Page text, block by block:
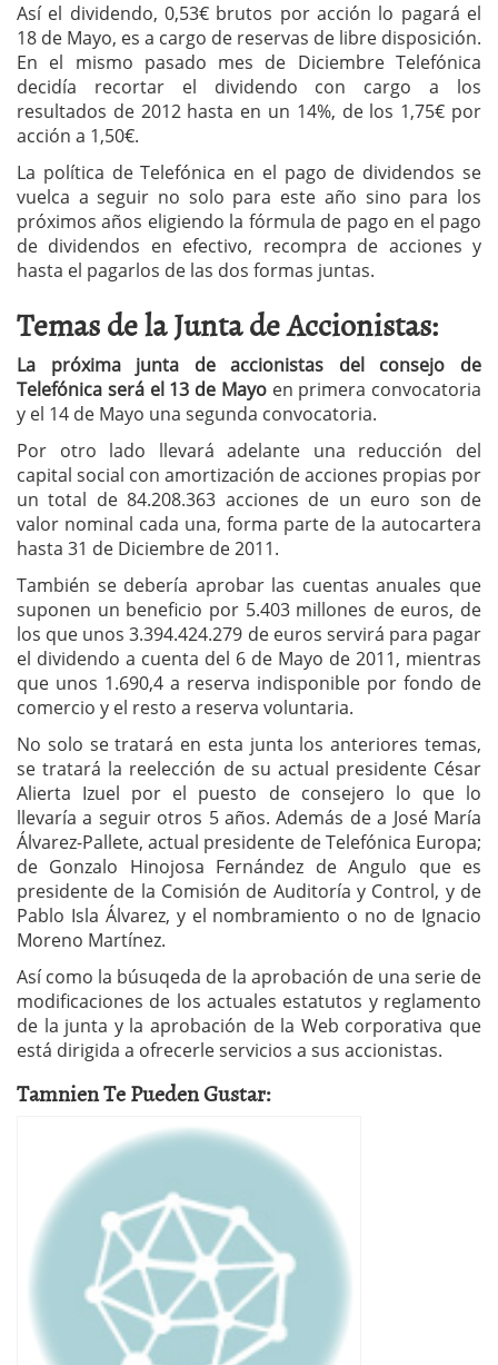
Así el dividendo, 0,53€ brutos por acción lo pagará el
18 de Mayo, es a cargo de reservas de libre disposición.
En el mismo pasado mes de Diciembre Telefónica
decidía recortar el dividendo con cargo a los
resultados de 2012 hasta en un 14%, de los 1,75€ por
acción a 1,50€.
La política de Telefónica en el pago de dividendos se
vuelca a seguir no solo para este año sino para los
próximos años eligiendo la fórmula de pago en el pago
de dividendos en efectivo, recompra de acciones y
hasta el pagarlos de las dos formas juntas.
Temas de la Junta de Accionistas:
La próxima junta de accionistas del consejo de
Telefónica será el 13 de Mayo en primera convocatoria
y el 14 de Mayo una segunda convocatoria.
Por otro lado llevará adelante una reducción del
capital social con amortización de acciones propias por
un total de 84.208.363 acciones de un euro son de
valor nominal cada una, forma parte de la autocartera
hasta 31 de Diciembre de 2011.
También se debería aprobar las cuentas anuales que
suponen un beneficio por 5.403 millones de euros, de
los que unos 3.394.424.279 de euros servirá para pagar
el dividendo a cuenta del 6 de Mayo de 2011, mientras
que unos 1.690,4 a reserva indisponible por fondo de
comercio y el resto a reserva voluntaria.
No solo se tratará en esta junta los anteriores temas,
se tratará la reelección de su actual presidente César
Alierta Izuel por el puesto de consejero lo que lo
llevaría a seguir otros 5 años. Además de a José María
Álvarez-Pallete, actual presidente de Telefónica Europa;
de Gonzalo Hinojosa Fernández de Angulo que es
presidente de la Comisión de Auditoría y Control, y de
Pablo Isla Álvarez, y el nombramiento o no de Ignacio
Moreno Martínez.
Así como la búsuqeda de la aprobación de una serie de
modificaciones de los actuales estatutos y reglamento
de la junta y la aprobación de la Web corporativa que
está dirigida a ofrecerle servicios a sus accionistas.
Tamnien Te Pueden Gustar: